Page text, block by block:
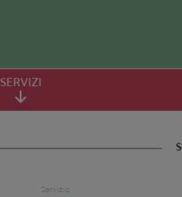
SERVIZI
Servizio